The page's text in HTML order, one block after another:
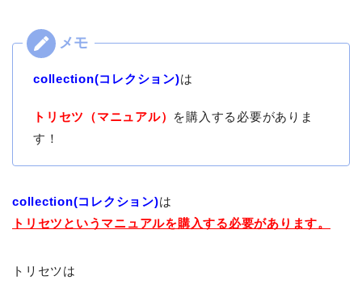
collection(コレクション)は
トリセツ（マニュアル） を購入する必要がありま
す！
collection(コレクション)は
トリセツというマニュアルを購入する必要があります。
トリセツは